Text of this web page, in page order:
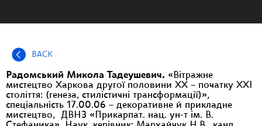
BACK
Радомський Микола Тадеушевич. «Вітражне
мистецтво Харкова другої половини XX – початку XXI
століття: (генеза, стилістичні трансформації)»,
спеціальність 17.00.06 – декоративне й прикладне
мистецтво, ДВНЗ «Прикарпат. нац. ун-т ім. В.